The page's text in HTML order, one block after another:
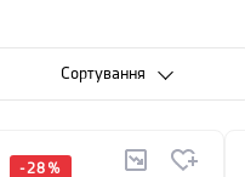
Сортування
-28 %